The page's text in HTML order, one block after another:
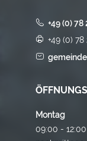
+49 (0)
+49 (0)
Montag
09:00 -